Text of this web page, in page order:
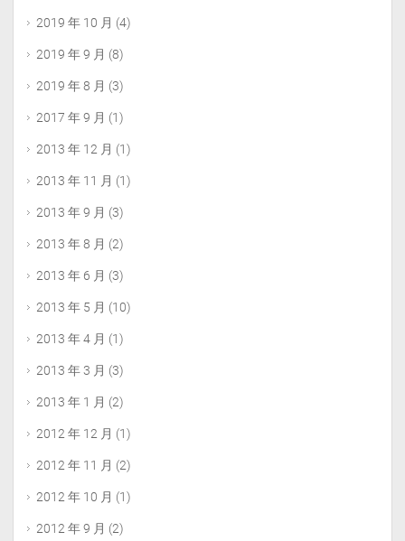
2019 年 10 月 (4)
2019 年 9 月 (8)
2019 年 8 月 (3)
2017 年 9 月 (1)
2013 年 12 月 (1)
2013 年 11 月 (1)
2013 年 9 月 (3)
2013 年 8 月 (2)
2013 年 6 月 (3)
2013 年 5 月 (10)
2013 年 4 月 (1)
2013 年 3 月 (3)
2013 年 1 月 (2)
2012 年 12 月 (1)
2012 年 11 月 (2)
2012 年 10 月 (1)
2012 年 9 月 (2)